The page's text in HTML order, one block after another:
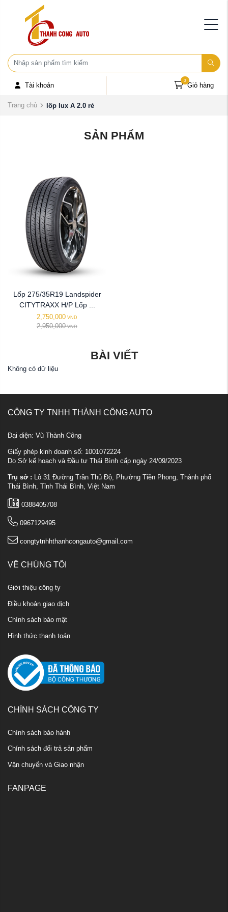
Tài khoản Giỏ hàng
0
Trang chủ lốp lux A 2.0 rẻ
SẢN PHẨM
Lốp 275/35R19 Landspider
CITYTRAXX H/P Lốp ...
2,750,000 VND
2,950,000 VND
BÀI VIẾT
Không có dữ liệu
CÔNG TY TNHH THÀNH CÔNG AUTO
Đại diện: Vũ Thành Công
Giấy phép kinh doanh số: 1001072224
Do Sở kế hoạch và Đầu tư Thái Bình cấp ngày 24/09/2023
Trụ sở : Lô 31 Đường Trần Thủ Độ, Phường Tiền Phong, Thành phố
Thái Bình, Tỉnh Thái Bình, Việt Nam
0388405708
0967129495
congtytnhhthanhcongauto@gmail.com
VỀ CHÚNG TÔI
Giới thiệu công ty
Điều khoản giao dịch
Chính sách bảo mật
Hình thức thanh toán
CHÍNH SÁCH CÔNG TY
Chính sách bảo hành
Chính sách đổi trả sản phẩm
Vận chuyển và Giao nhận
FANPAGE